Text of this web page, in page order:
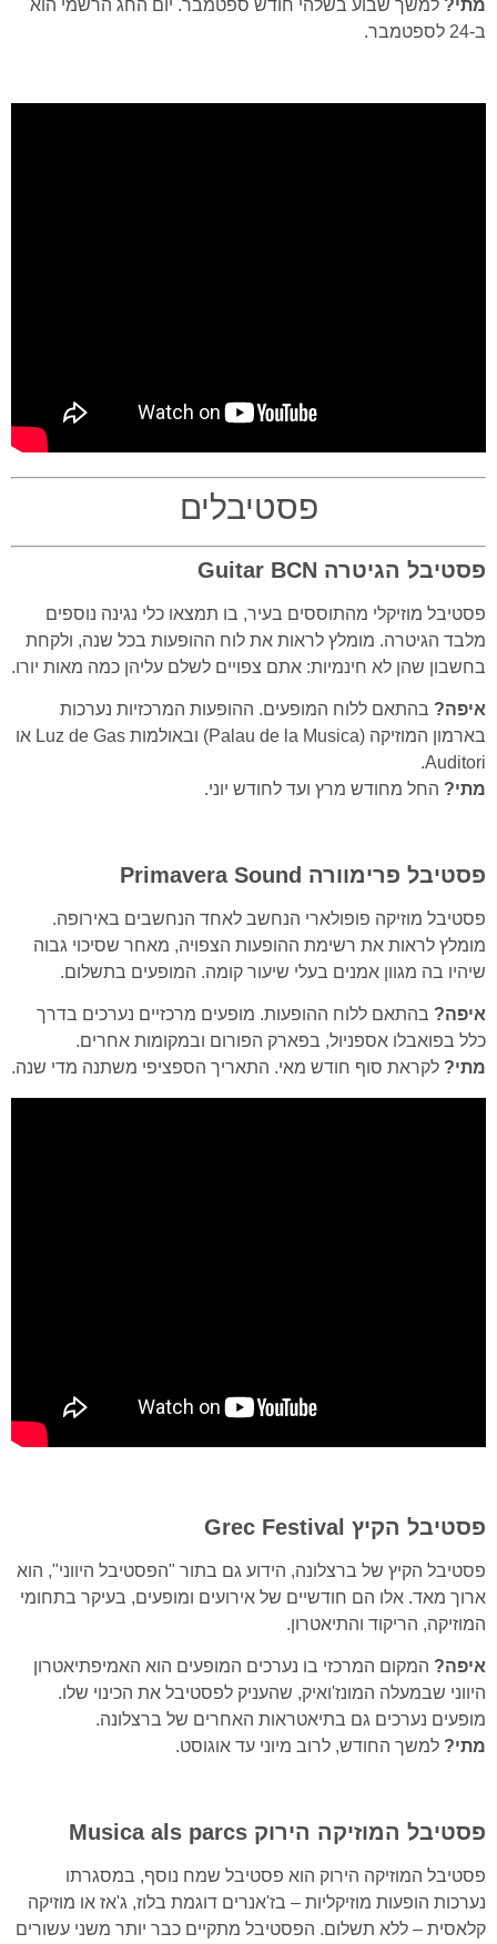
מתי? למשך שבוע בשלהי חודש ספטמבר. יום החג הרשמי הוא
ב-24 לספטמבר.
פסטיבלים
פסטיבל הגיטרה Guitar BCN
פסטיבל מוזיקלי מהתוססים בעיר, בו תמצאו כלי נגינה נוספים
מלבד הגיטרה. מומלץ לראות את לוח ההופעות בכל שנה, ולקחת
בחשבון שהן לא חינמיות: אתם צפויים לשלם עליהן כמה מאות יורו.
איפה? בהתאם ללוח המופעים. ההופעות המרכזיות נערכות
בארמון המוזיקה (Palau de la Musica) ובאולמות Luz de Gas או
Auditori.
מתי? החל מחודש מרץ ועד לחודש יוני.
פסטיבל פרימוורה Primavera Sound
פסטיבל מוזיקה פופולארי הנחשב לאחד הנחשבים באירופה.
מומלץ לראות את רשימת ההופעות הצפויה, מאחר שסיכוי גבוה
שיהיו בה מגוון אמנים בעלי שיעור קומה. המופעים בתשלום.
איפה? בהתאם ללוח ההופעות. מופעים מרכזיים נערכים בדרך
כלל בפואבלו אספניול, בפארק הפורום ובמקומות אחרים.
מתי? לקראת סוף חודש מאי. התאריך הספציפי משתנה מדי שנה.
פסטיבל הקיץ Grec Festival
פסטיבל הקיץ של ברצלונה, הידוע גם בתור "הפסטיבל היווני", הוא
ארוך מאד. אלו הם חודשיים של אירועים ומופעים, בעיקר בתחומי
המוזיקה, הריקוד והתיאטרון.
איפה? המקום המרכזי בו נערכים המופעים הוא האמיפתיאטרון
היווני שבמעלה המונז'ואיק, שהעניק לפסטיבל את הכינוי שלו.
מופעים נערכים גם בתיאטראות האחרים של ברצלונה.
מתי? למשך החודש, לרוב מיוני עד אוגוסט.
פסטיבל המוזיקה הירוק Musica als parcs
פסטיבל המוזיקה הירוק הוא פסטיבל שמח נוסף, במסגרתו
נערכות הופעות מוזיקליות – בז'אנרים דוגמת בלוז, ג'אז או מוזיקה
קלאסית – ללא תשלום. הפסטיבל מתקיים כבר יותר משני עשורים